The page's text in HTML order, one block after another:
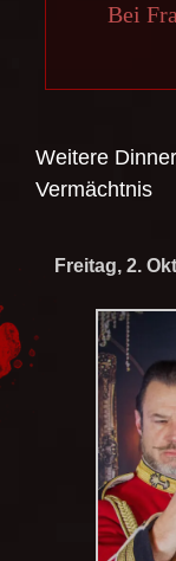
Bei
Weitere
Vermächtnis
Freitag, 2.